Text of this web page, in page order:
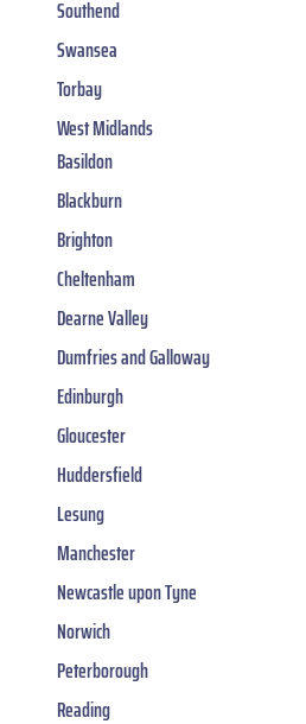
Southend
Swansea
Torbay
West Midlands
Basildon
Blackburn
Brighton
Cheltenham
Dearne Valley
Dumfries and Galloway
Edinburgh
Gloucester
Huddersfield
Lesung
Manchester
Newcastle upon Tyne
Norwich
Peterborough
Reading